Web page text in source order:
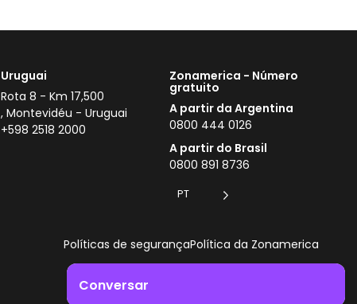
Uruguai
Rota 8 - Km 17,500
, Montevidéu - Uruguai
+598 2518 2000
Zonamerica - Número
gratuito
A partir da Argentina
0800 444 0126
A partir do Brasil
0800 891 8736
PT
Políticas de segurançaPolítica da Zonamerica
Conversar